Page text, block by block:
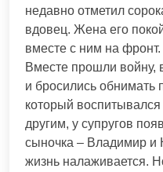
недавно отметил
вдовец. Жена его
вместе с ним на
Вместе прошли войну,
и бросились обнимать
который
другим, у супругов
сыночка – Владимир и
жизнь налаживается.